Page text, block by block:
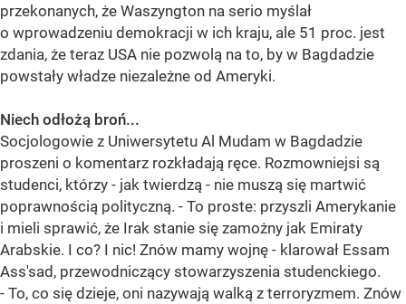
przekonanych, że Waszyngton na serio myślał
o wprowadzeniu demokracji w ich kraju, ale 51 proc. jest
zdania, że teraz USA nie pozwolą na to, by w Bagdadzie
powstały władze niezależne od Ameryki.
Niech odłożą broń...
Socjologowie z Uniwersytetu Al Mudam w Bagdadzie
proszeni o komentarz rozkładają ręce. Rozmowniejsi są
studenci, którzy - jak twierdzą - nie muszą się martwić
poprawnością polityczną. - To proste: przyszli Amerykanie
i mieli sprawić, że Irak stanie się zamożny jak Emiraty
Arabskie. I co? I nic! Znów mamy wojnę - klarował Essam
Ass'sad, przewodniczący stowarzyszenia studenckiego.
- To, co się dzieje, oni nazywają walką z terroryzmem. Znów